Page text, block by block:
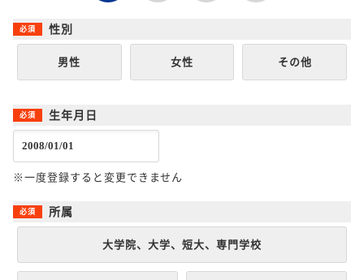
性別
男性 女性 その他
生年月日
※一度登録すると変更できません
所属
大学院、大学、短大、専門学校